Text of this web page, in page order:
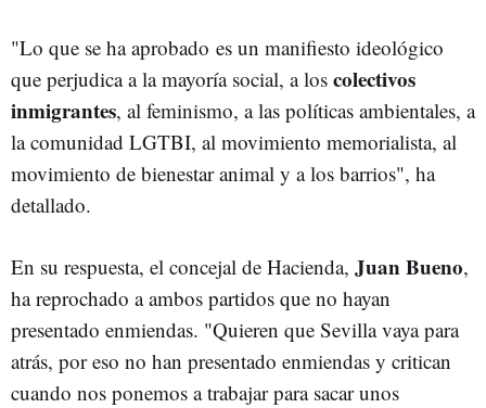
"Lo que se ha aprobado es un manifiesto ideológico
que perjudica a la mayoría social, a los colectivos
inmigrantes, al feminismo, a las políticas ambientales, a
la comunidad LGTBI, al movimiento memorialista, al
movimiento de bienestar animal y a los barrios", ha
detallado.
En su respuesta, el concejal de Hacienda, Juan Bueno,
ha reprochado a ambos partidos que no hayan
presentado enmiendas. "Quieren que Sevilla vaya para
atrás, por eso no han presentado enmiendas y critican
cuando nos ponemos a trabajar para sacar unos